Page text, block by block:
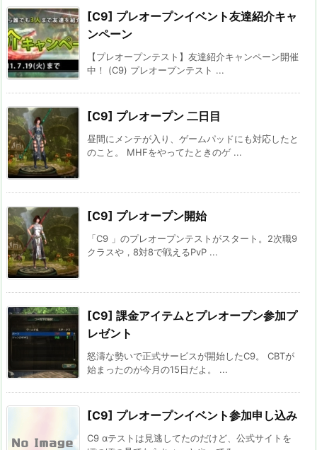
[C9] プレオープンイベント友達紹介キャ
ンペーン
【プレオープンテスト】友達紹介キャンペーン開催
中！ (C9) プレオープンテスト ...
[C9] プレオープン 二日目
昼間にメンテが入り、ゲームパッドにも対応したと
のこと。 MHFをやってたときのゲ ...
[C9] プレオープン開始
「C9 」のプレオープンテストがスタート。2次職9
クラスや，8対8で戦えるPvP ...
[C9] 課金アイテムとプレオープン参加プ
レゼント
怒濤な勢いで正式サービスが開始したC9。 CBTが
始まったのが今月の15日だよ。 ...
[C9] プレオープンイベント参加申し込み
C9 αテストは見逃してたのだけど、公式サイトを